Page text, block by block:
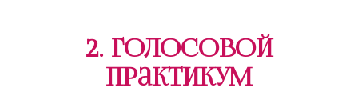
2. Голосовой
практикум